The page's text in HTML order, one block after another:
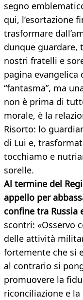
segno
qui, l’esortazione
trasformare
dunque guardare,
nostri fratelli e
pagina evangelica
“fantasma”, ma
non è prima di
morale, è la
Risorto: lo
di Lui e,
tocchiamo e
sorelle.
Al termine del
appello per
confine tra Russia
scontri: «Osservo
delle attività
fortemente che si
al contrario si
promuovere la
riconciliazione e